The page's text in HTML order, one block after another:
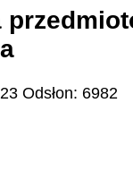
Odsłon: 6982